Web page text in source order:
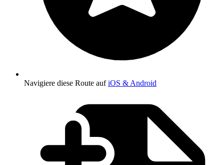
Navigiere diese Route aufiOS & Android